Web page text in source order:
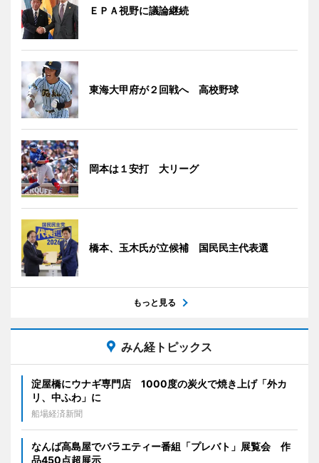
ＥＰＡ視野に議論継続
東海大甲府が２回戦へ 高校野球
岡本は１安打 大リーグ
橋本、玉木氏が立候補 国民民主代表選
もっと見る
みん経トピックス
淀屋橋にウナギ専門店 1000度の炭火で焼き上げ「外カ
リ、中ふわ」に
船場経済新聞
なんば高島屋でバラエティー番組「プレバト」展覧会 作
品450点超展示